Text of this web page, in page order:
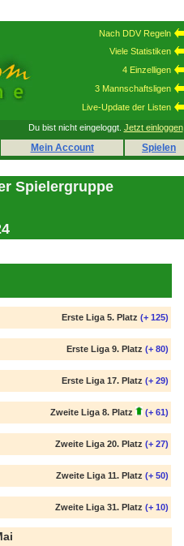
Nach DDV Regeln
Viele Statistiken
4 Einzelligen
3 Mannschaftsligen
Live-Update der Listen
Du bist nicht eingeloggt. Jetzt einloggen.
Mein Account Spielen
Spielergruppe
Erste Liga 5. Platz (+ 125)
Erste Liga 9. Platz (+ 80)
Erste Liga 17. Platz (+ 29)
Zweite Liga 8. Platz (+ 61)
Zweite Liga 20. Platz (+ 27)
Zweite Liga 11. Platz (+ 50)
Zweite Liga 31. Platz (+ 10)